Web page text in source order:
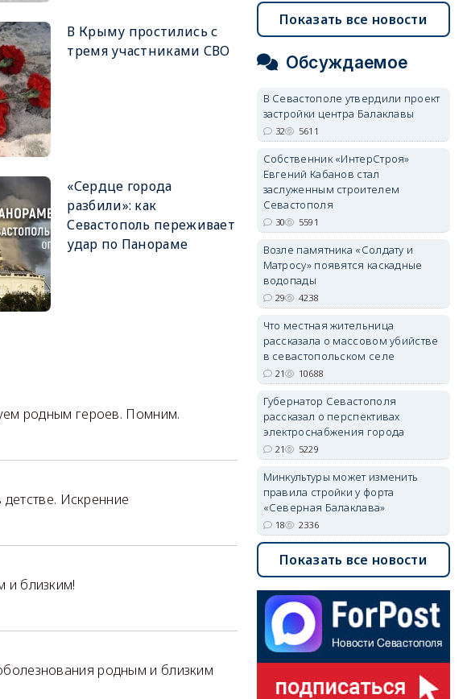
В Крыму простились с
тремя участниками СВО
«Сердце города
разбили»: как
Севастополь переживает
удар по Панораме
родным героев. Помним.
детстве. Искренние
и близким!
родным и близким
Показать все новости
Обсуждаемое
В Севастополе утвердили проект
застройки центра Балаклавы
32 5611
Собственник «ИнтерСтроя»
Евгений Кабанов стал
заслуженным строителем
Севастополя
30 5591
Возле памятника «Солдату и
Матросу» появятся каскадные
водопады
29 4238
Что местная жительница
рассказала о массовом убийстве
в севастопольском селе
21 10688
Губернатор Севастополя
рассказал о перспективах
электроснабжения города
21 5229
Минкультуры может изменить
правила стройки у форта
«Северная Балаклава»
18 2336
Показать все новости